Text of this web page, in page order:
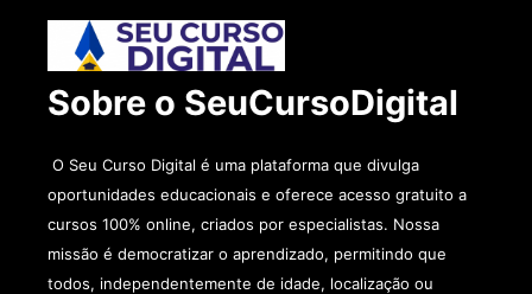
Sobre o SeuCursoDigital
O Seu Curso Digital é uma plataforma que divulga
oportunidades educacionais e oferece acesso gratuito a
cursos 100% online, criados por especialistas. Nossa
missão é democratizar o aprendizado, permitindo que
todos, independentemente de idade, localização ou